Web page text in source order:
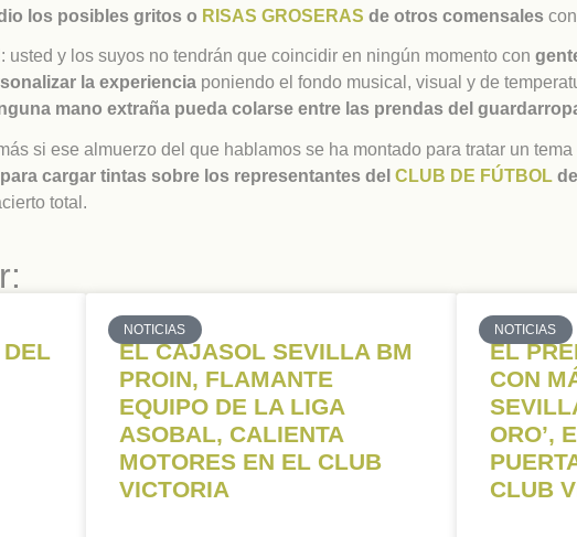
los posibles gritos o RISAS GROSERAS de otros comensales
usted y los suyos no tendrán que coincidir en ningún momento con
la experiencia poniendo el fondo musical, visual y de
mano extraña pueda colarse entre las prendas del
si ese almuerzo del que hablamos se ha montado para tratar un
cargar tintas sobre los representantes del CLUB DE FÚTBOL
total.
DEL
NOTICIAS
EL CAJASOL SEVILLA BM
PROIN, FLAMANTE
EQUIPO DE LA LIGA
ASOBAL, CALIENTA
MOTORES EN EL CLUB
VICTORIA
NOTICIAS
EL
CON
ORO’,
CLUB